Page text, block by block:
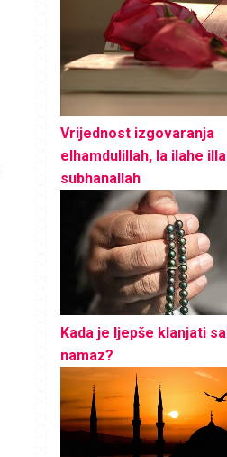
Vrijednost izgovaranja
elhamdulillah, la ilahe
subhanallah
Kada je ljepše klanjati
namaz?